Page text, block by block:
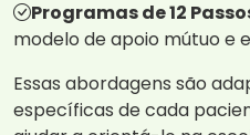
Programas de 12
modelo de apoio mútuo e
Essas abordagens são
específicas de cada